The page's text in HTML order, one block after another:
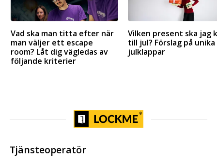
Vad ska man titta efter när
man väljer ett escape
room? Låt dig vägledas av
följande kriterier
Vilken present ska jag
till jul? Förslag på unika
julklappar
Tjänsteoperatör